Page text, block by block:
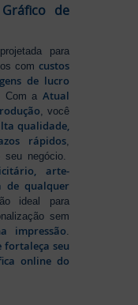
de
para
com custos
de lucro
Com a Atual
, você
qualidade,
rápidos,
seu negócio.
arte-
de qualquer
ideal para
sem
impressão.
fortaleça seu
online do